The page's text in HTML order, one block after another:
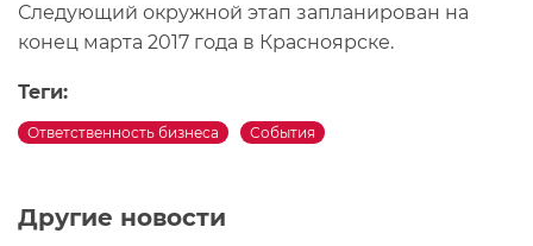
Другие новости
Следующий окружной этап запланирован на
конец марта 2017 года в Красноярске.
Теги:
Ответственность бизнеса События